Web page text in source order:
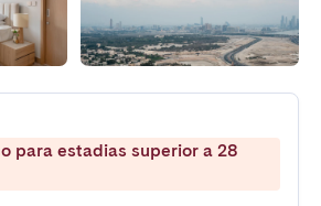
para estadias superior a 28